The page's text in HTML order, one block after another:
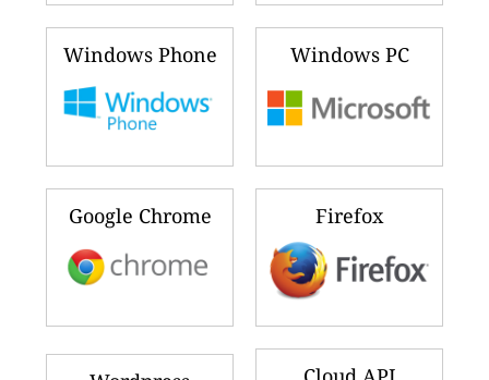
Windows Phone Windows PC
Google Chrome Firefox